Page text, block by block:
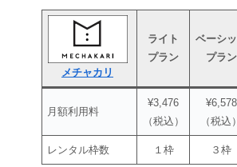
メチャカリ
ライト
プラン
ベーシ
プラン
月額利用料
¥3,476
（税込）
¥6,578
（税込）
レンタル枠数 １枠 ３枠